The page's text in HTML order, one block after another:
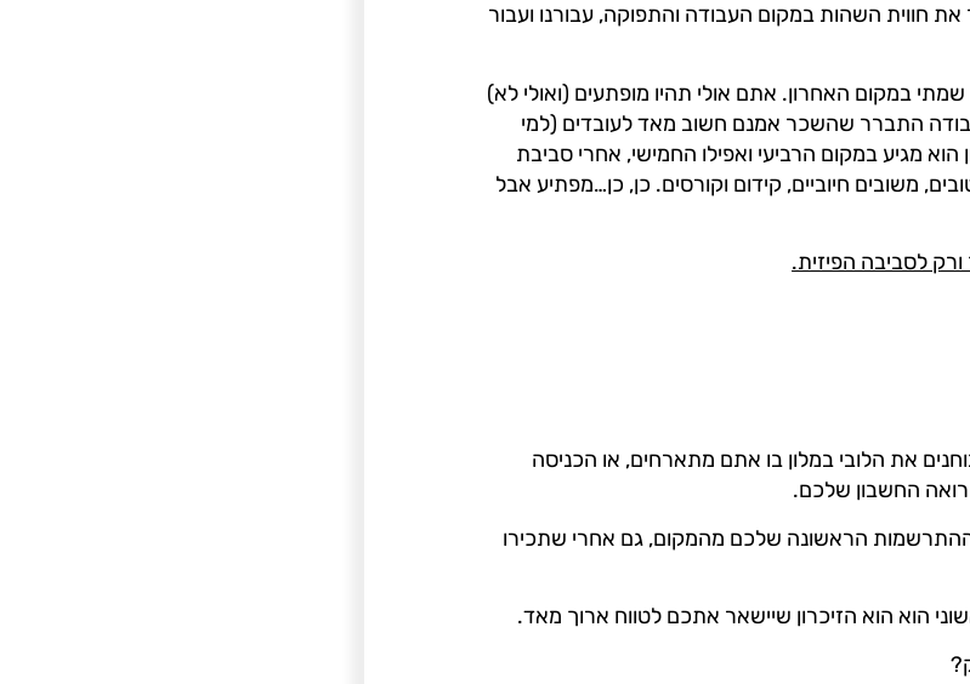
חווית השהות במקום העבודה והתפוקה, עבורנו ועבור
במקום האחרון. אתם אולי תהיו מופתעים (ואולי לא)
התברר שהשכר אמנם חשוב מאד לעובדים (למי
מגיע במקום הרביעי ואפילו החמישי, אחרי סביבת
משובים חיוביים, קידום וקורסים. כן, כן…מפתיע אבל
לסביבה הפיזית.
את הלובי במלון בו אתם מתארחים, או הכניסה
החשבון שלכם.
הראשונה שלכם מהמקום, גם אחרי שתכירו
הוא הוא הזיכרון שיישאר אתכם לטווח ארוך מאד.